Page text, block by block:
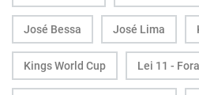
José Bessa José Lima
Kings World Cup Lei 11 -